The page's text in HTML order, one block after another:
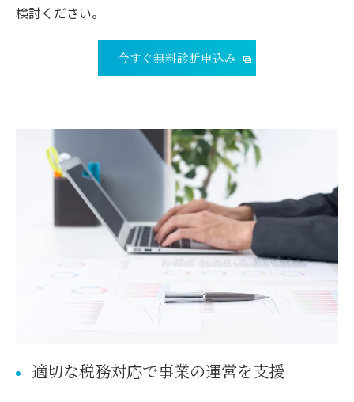
検討ください。
今すぐ無料診断申込み
適切な税務対応で事業の運営を支援